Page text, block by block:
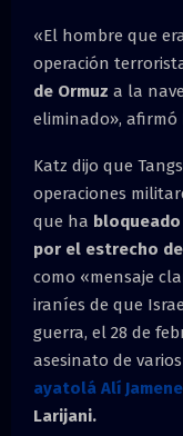
«El hombre que
operación
de Ormuz a la
eliminado», afirmó
Katz dijo que
operaciones
que ha
por el estrecho de
como «mensaje
iraníes de que
guerra, el 28 de
asesinato de
ayatolá Alí
Larijani.